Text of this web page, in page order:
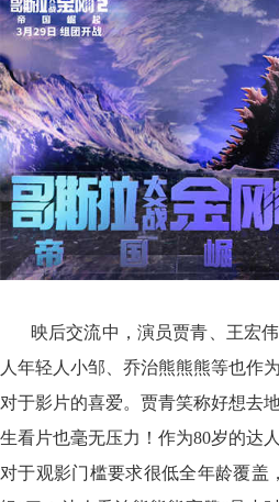
映后交流中，演员贾青、王宏
人年轻人小邹、乔治熊熊熊等也作
对于影片的喜爱。贾青笑称好想去
生看片也毫无压力！作为80岁的达
对于观影门槛要求很低全年龄覆盖